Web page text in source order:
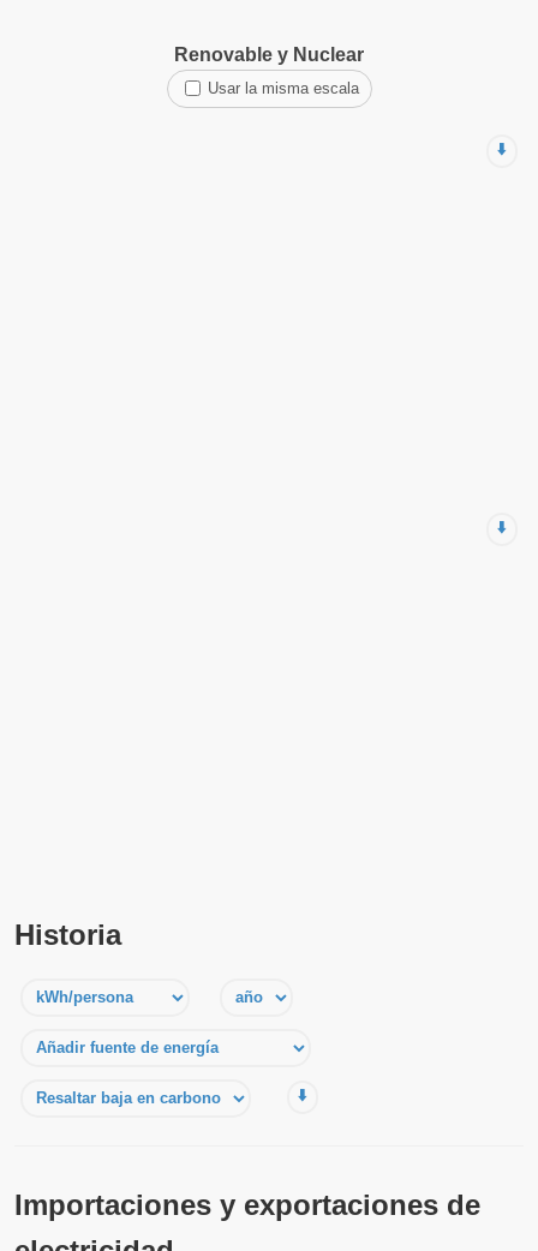
Renovable y Nuclear
Usar la misma escala
⬇️
⬇️
Historia
⬇️
Importaciones y exportaciones de